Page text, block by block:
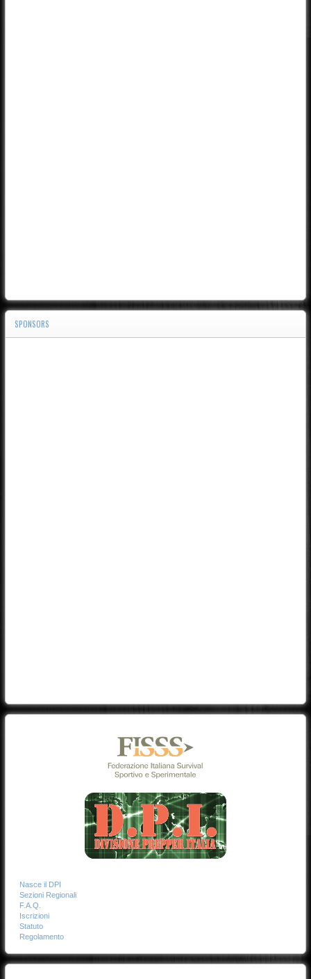
SPONSORS
Nasce il DPI
Sezioni Regionali
F.A.Q.
Iscrizioni
Statuto
Regolamento